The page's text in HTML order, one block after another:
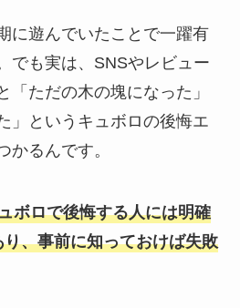
に遊んでいたことで一躍有
でも実は、SNSやレビュー
「ただの木の塊になった」
」というキュボロの後悔エ
かるんです。
ボロで後悔する人には明確
、事前に知っておけば失敗